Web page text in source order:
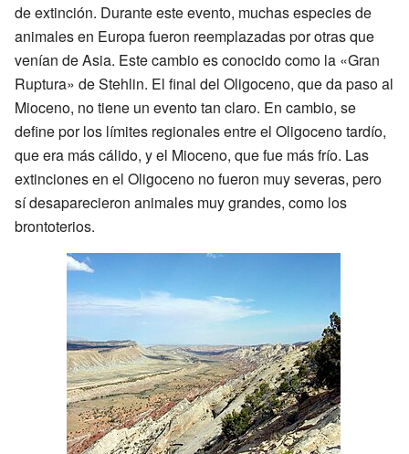
de extinción. Durante este evento, muchas especies de
animales en Europa fueron reemplazadas por otras que
venían de Asia. Este cambio es conocido como la «Gran
Ruptura» de Stehlin. El final del Oligoceno, que da paso al
Mioceno, no tiene un evento tan claro. En cambio, se
define por los límites regionales entre el Oligoceno tardío,
que era más cálido, y el Mioceno, que fue más frío. Las
extinciones en el Oligoceno no fueron muy severas, pero
sí desaparecieron animales muy grandes, como los
brontoterios.